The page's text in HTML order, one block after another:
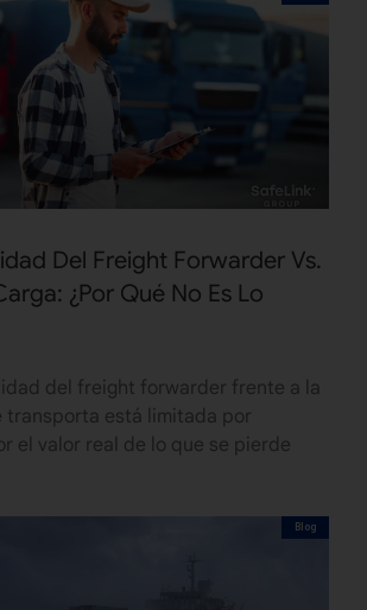
Del Freight Forwarder Vs.
¿Por Qué No Es Lo
del freight forwarder frente a la
transporta está limitada por
el valor real de lo que se pierde
Blog